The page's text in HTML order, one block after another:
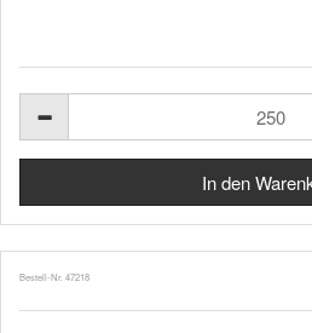
Bestell-Nr. 47218